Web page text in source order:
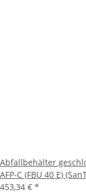
Abfallbehälter
AFP-C (FBU 40 E)
453,34 € *